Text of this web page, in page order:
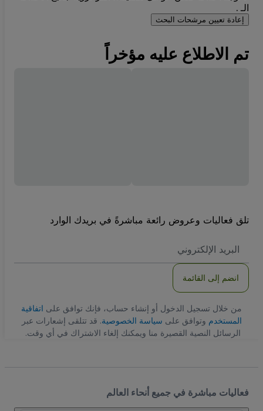
الـ .
إعادة تعيين مرشحات البحث
تم الاطلاع عليه مؤخراً
تلق فعاليات وعروض رائعة مباشرةً في بريدك الوارد
الاكتروني
انضم إلى القائمة
من خلال تسجيل الدخول أو إنشاء حساب، فإنك توافق على اتفاقية
المستخدم وتوافق على سياسة الخصوصية. قد تتلقى إشعارات عبر
الرسائل النصية القصيرة منا ويمكنك إلغاء الاشتراك في أي وقت.
فعاليات مباشرة في جميع أنحاء العالم